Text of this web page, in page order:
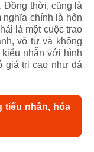
Đồng thời, cũng là
nghĩa chính là hôn
là một cuộc trao
vô tư và không
nhẫn với hình
giá trị cao như đá
tiểu nhân, hóa